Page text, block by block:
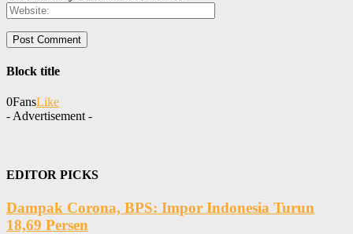
Block title
0FansLike
- Advertisement -
EDITOR PICKS
Dampak Corona, BPS: Impor Indonesia Turun
18,69 Persen